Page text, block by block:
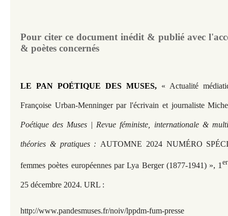
Pour citer ce document inédit & publié avec
& poètes concernés
LE PAN POÉTIQUE DES MUSES, « Actualité
Françoise Urban-Menninger par l'écrivain et journaliste
Poétique des Muses | Revue féministe, internationale &
théories & pratiques : AUTOMNE 2024 NUMÉRO
femmes poètes européennes par Lya Berger (1877-1941) », 1
25 décembre 2024. URL :
http://www.pandesmuses.fr/noiv/lppdm-fum-presse